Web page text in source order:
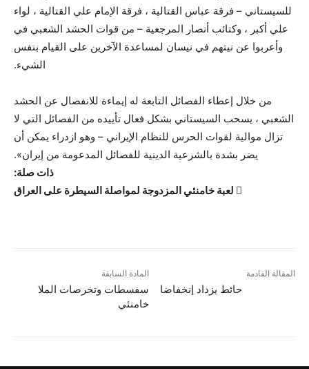
للسيستاني – فرقة عباس القتالية ، فرقة الإمام علي القتالية ، لواء
علي أكبر ، وكتائب أنصار المرجعية – من قوات الحشد الشعبي في
وأعربوا عن نيتهم في نيسان لمساعدة الآخرين على القيام بنفس
الشيء.
من خلال إعطاء الفصائل التابعة له إيماءة للانفصال عن الحشد
الشعبي ، يسحب السيستاني بشكل فعال تأييده من الفصائل التي لا
تزال موالية لقوات الحرس للنظام الإيراني – وهو ازدراء يمكن أن
يضر بشدة بالشرعية الدينية للفصائل المدعومة من إيران».
ذات صلة:
 لعبة خامنئي المزدوجة لمواصلة السيطرة على العراق
المادة السابقة
سفسطات وتخرصات الملا
خامنئي
المقالة القادمة
حائط يزداد إنخفاضا